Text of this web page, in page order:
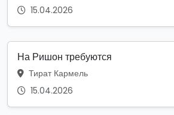
15.04.2026
На Ришон требуются
Тират Кармель
15.04.2026